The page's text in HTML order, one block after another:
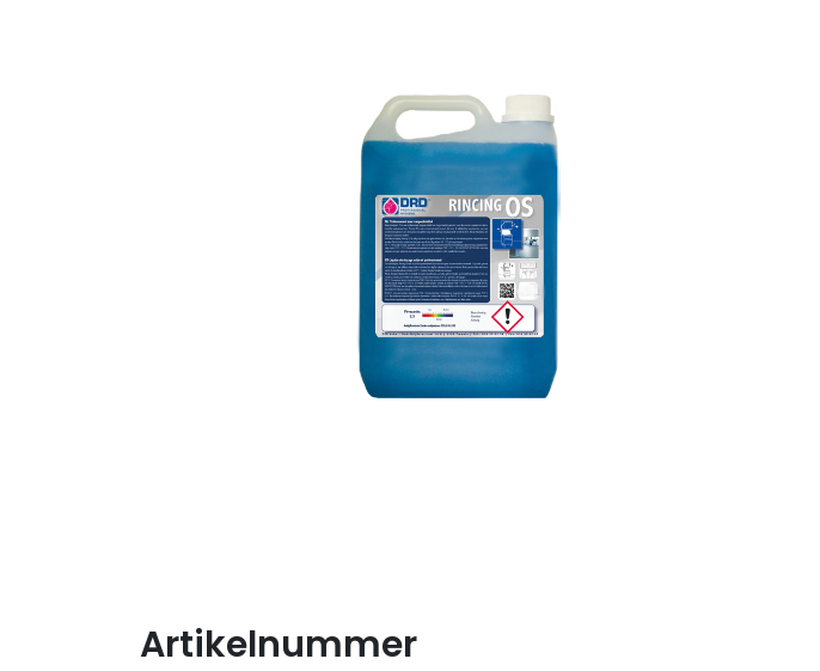
Artikelnummer